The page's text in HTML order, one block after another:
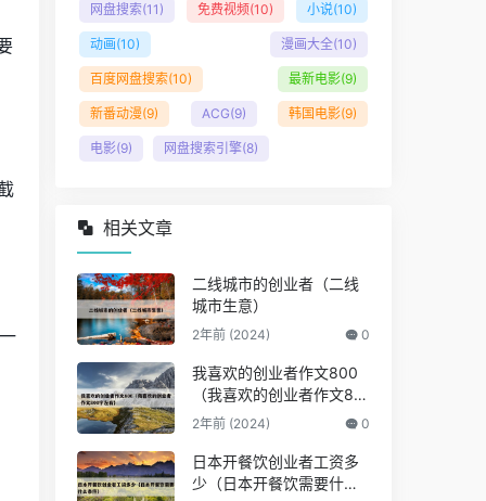
网盘搜索(11) 免费视频(10) 小说(10)
动画(10) 漫画大全(10)
百度网盘搜索(10) 最新电影(9)
新番动漫(9) ACG(9) 韩国电影(9)
电影(9) 网盘搜索引擎(8)
相关文章
二线城市的创业者（二线
城市生意）
2年前 (2024) 0
我喜欢的创业者作文800
（我喜欢的创业者作文80
0字左右）
2年前 (2024) 0
日本开餐饮创业者工资多
少（日本开餐饮需要什么